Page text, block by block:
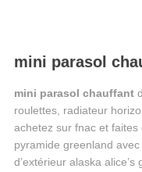
mini parasol
mini parasol chauffant
roulettes, radiateur
achetez sur fnac et faites
pyramide greenland
d’extérieur alaska alice’s